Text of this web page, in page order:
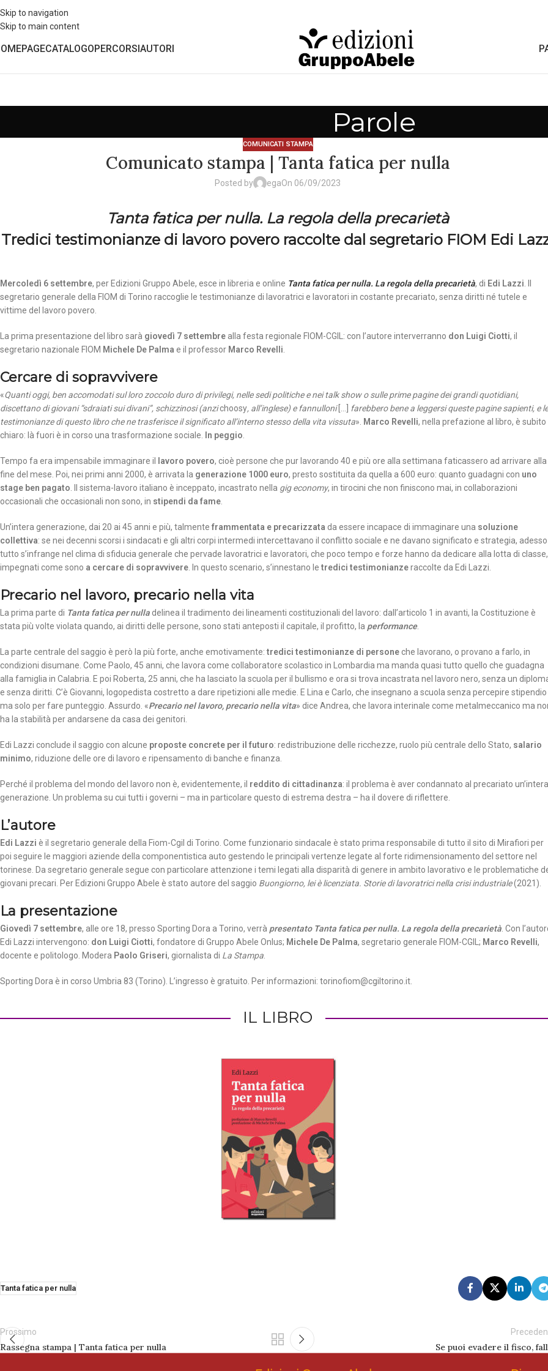
Skip to navigation
Skip to main content
CATALOGOPERCORSIAUTORI
Parole
COMUNICATI STAMPA
Comunicato stampa | Tanta fatica per nulla
Posted by egaOn 06/09/2023
Tanta fatica per nulla. La regola della precarietà
Tredici testimonianze di lavoro povero raccolte dal segretario FIOM Edi
Mercoledì 6 settembre, per Edizioni Gruppo Abele, esce in libreria e online Tanta fatica per nulla. La regola della precarietà, di Edi Lazzi. Il
segretario generale della FIOM di Torino raccoglie le testimonianze di lavoratrici e lavoratori in costante precariato, senza diritti né tutele e
vittime del lavoro povero.
La prima presentazione del libro sarà giovedì 7 settembre alla festa regionale FIOM-CGIL: con l’autore interverranno don Luigi Ciotti, il
segretario nazionale FIOM Michele De Palma e il professor Marco Revelli.
Cercare di sopravvivere
«Quanti oggi, ben accomodati sul loro zoccolo duro di privilegi, nelle sedi politiche e nei talk show o sulle prime pagine dei grandi quotidiani,
discettano di giovani “sdraiati sui divani”, schizzinosi (anzichoosy, all’inglese) e fannulloni […] farebbero bene a leggersi queste pagine sapienti, e le
testimonianze di questo libro che ne trasferisce il significato all’interno stesso della vita vissuta». Marco Revelli, nella prefazione al libro, è subito
chiaro: là fuori è in corso una trasformazione sociale. In peggio.
Tempo fa era impensabile immaginare il lavoro povero, cioè persone che pur lavorando 40 e più ore alla settimana faticassero ad arrivare alla
fine del mese. Poi, nei primi anni 2000, è arrivata la generazione 1000 euro, presto sostituita da quella a 600 euro: quanto guadagni con uno
stage ben pagato. Il sistema-lavoro italiano è inceppato, incastrato nella gig economy, in tirocini che non finiscono mai, in collaborazioni
occasionali che occasionali non sono, in stipendi da fame.
Un’intera generazione, dai 20 ai 45 anni e più, talmente frammentata e precarizzata da essere incapace di immaginare una soluzione
collettiva: se nei decenni scorsi i sindacati e gli altri corpi intermedi intercettavano il conflitto sociale e ne davano significato e strategia, adesso
tutto s’infrange nel clima di sfiducia generale che pervade lavoratrici e lavoratori, che poco tempo e forze hanno da dedicare alla lotta di classe,
impegnati come sono a cercare di sopravvivere. In questo scenario, s’innestano le tredici testimonianzeraccolte da Edi Lazzi.
Precario nel lavoro, precario nella vita
La prima parte di Tanta fatica per nulla delinea il tradimento dei lineamenti costituzionali del lavoro: dall’articolo 1 in avanti, la Costituzione è
stata più volte violata quando, ai diritti delle persone, sono stati anteposti il capitale, il profitto, la performance.
La parte centrale del saggio è però la più forte, anche emotivamente: tredici testimonianze di personeche lavorano, o provano a farlo, in
condizioni disumane. Come Paolo, 45 anni, che lavora come collaboratore scolastico in Lombardia ma manda quasi tutto quello che guadagna
alla famiglia in Calabria. E poi Roberta, 25 anni, che ha lasciato la scuola per il bullismo e ora si trova incastrata nel lavoro nero, senza un
e senza diritti. C’è Giovanni, logopedista costretto a dare ripetizioni alle medie. E Lina e Carlo, che insegnano a scuola senza percepire stipendio
ma solo per fare punteggio. Assurdo. «Precario nel lavoro, precario nella vita» dice Andrea, che lavora interinale come metalmeccanico ma
ha la stabilità per andarsene da casa dei genitori.
Edi Lazzi conclude il saggio con alcune proposte concrete per il futuro: redistribuzione delle ricchezze, ruolo più centrale dello Stato, salario
minimo, riduzione delle ore di lavoro e ripensamento di banche e finanza.
Perché il problema del mondo del lavoro non è, evidentemente, il reddito di cittadinanza: il problema è aver condannato al precariato un’intera
generazione. Un problema su cui tutti i governi – ma in particolare questo di estrema destra – ha il dovere di riflettere.
L’autore
Edi Lazzi è il segretario generale della Fiom-Cgil di Torino. Come funzionario sindacale è stato prima responsabile di tutto il sito di Mirafiori per
poi seguire le maggiori aziende della componentistica auto gestendo le principali vertenze legate al forte ridimensionamento del settore nel
torinese. Da segretario generale segue con particolare attenzione i temi legati alla disparità di genere in ambito lavorativo e le problematiche
giovani precari. Per Edizioni Gruppo Abele è stato autore del saggio Buongiorno, lei è licenziata. Storie di lavoratrici nella crisi industriale(2021).
La presentazione
Giovedì 7 settembre, alle ore 18, presso Sporting Dora a Torino, verrà presentato Tanta fatica per nulla. La regola della precarietà. Con
Edi Lazzi intervengono: don Luigi Ciotti, fondatore di Gruppo Abele Onlus; Michele De Palma, segretario generale FIOM-CGIL; Marco Revelli,
docente e politologo. Modera Paolo Griseri, giornalista di La Stampa.
Sporting Dora è in corso Umbria 83 (Torino). L’ingresso è gratuito. Per informazioni: torinofiom@cgiltorino.it.
IL LIBRO
Tanta fatica per nulla
Prossimo
Rassegna stampa | Tanta fatica per nulla Se puoi evadere il fisco,